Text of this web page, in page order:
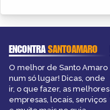
ENCONTRASANTOAMARO
O melhor de Santo Amaro
num só lugar! Dicas, onde
ir, o que fazer, as melhores
empresas, locais, serviços